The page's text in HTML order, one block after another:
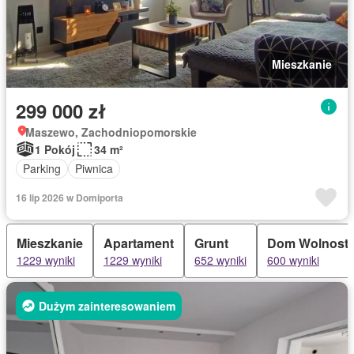
Mieszkanie
299 000 zł
Maszewo, Zachodniopomorskie
1 Pokój
34 m²
Parking
Piwnica
16 lip 2026 w Domiporta
Mieszkanie
1229 wyniki
Apartament
1229 wyniki
Grunt
652 wyniki
Dom
600 wyniki
Dużym zainteresowaniem